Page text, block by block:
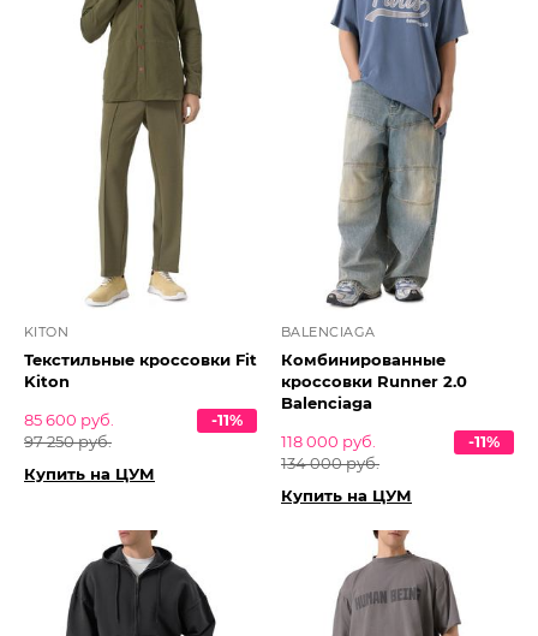
KITON
Текстильные кроссовки Fit
Kiton
85 600 руб.
97 250 руб.
-11%
Купить на ЦУМ
BALENCIAGA
Комбинированные
кроссовки Runner 2.0
Balenciaga
118 000 руб.
134 000 руб.
-11%
Купить на ЦУМ